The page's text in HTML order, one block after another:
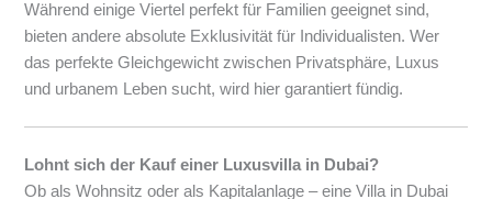
Während einige Viertel perfekt für Familien geeignet sind,
bieten andere absolute Exklusivität für Individualisten. Wer
das perfekte Gleichgewicht zwischen Privatsphäre, Luxus
und urbanem Leben sucht, wird hier garantiert fündig.
Lohnt sich der Kauf einer Luxusvilla in Dubai?
Ob als Wohnsitz oder als Kapitalanlage – eine Villa in Dubai